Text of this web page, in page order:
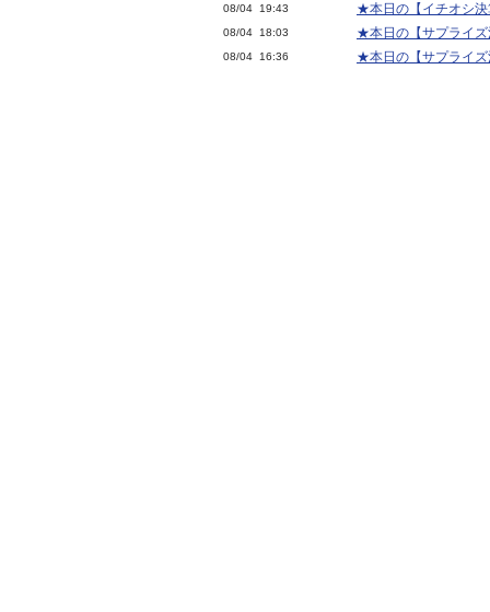
08/04 19:43 ★本日の【イチオシ決
08/04 18:03 ★本日の【サプライ
08/04 16:36 ★本日の【サプライ